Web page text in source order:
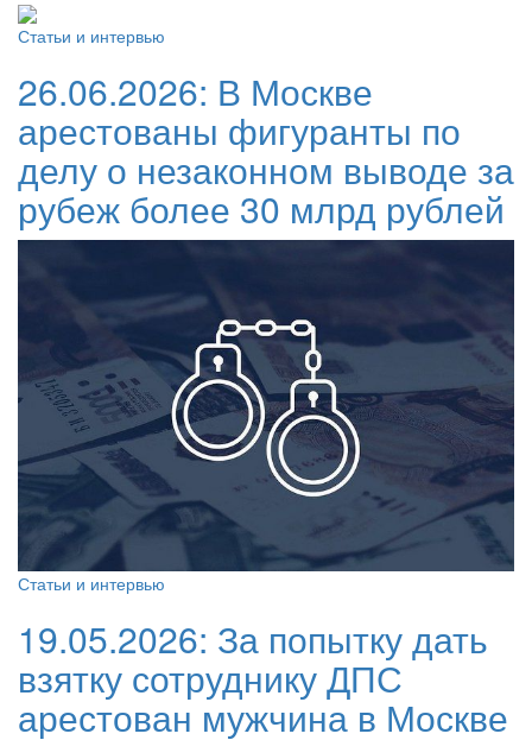
Статьи и интервью
26.06.2026: В Москве
арестованы фигуранты по
делу о незаконном выводе за
рубеж более 30 млрд рублей
Статьи и интервью
19.05.2026: За попытку дать
взятку сотруднику ДПС
арестован мужчина в Москве